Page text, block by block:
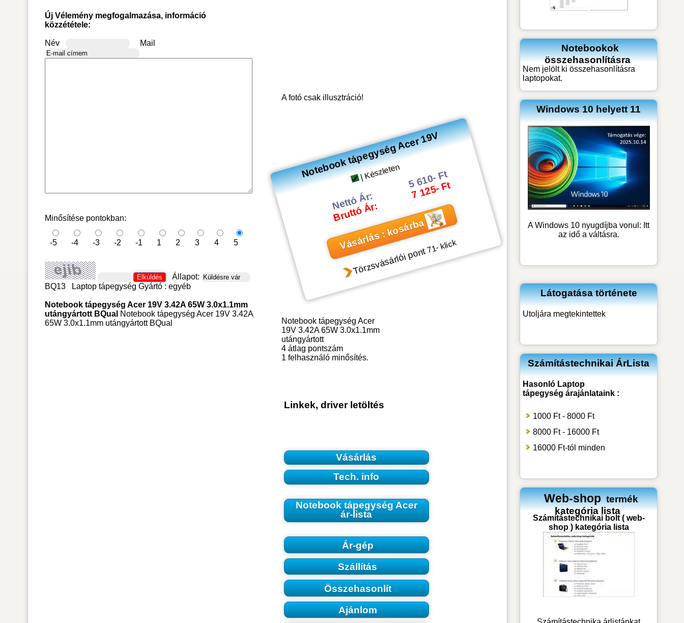
Új Vélemény megfogalmazása, információ
közzététele:
Név Mail
Minősítése pontokban:
-5 -4 -3 -2 -1 1 2 3 4 5
Állapot:
BQ13
Laptop tápegység Gyártó : egyéb
Notebook tápegység Acer 19V 3.42A 65W 3.0x1.1mm
utángyártott BQual Notebook tápegység Acer 19V 3.42A
65W 3.0x1.1mm utángyártott BQual
A fotó csak illusztráció!
Notebook tápegység Acer 19V
| Készleten
Nettó Ár:
Bruttó Ár:
5 610- Ft
7 125- Ft
Vásárlás : kosárba
Törzsvásárlói pont71- klick
Notebook tápegység Acer
19V 3.42A 65W 3.0x1.1mm
utángyártott
4átlag pontszám
1 felhasználó minősítés.
Linkek, driver letöltés
Vásárlás
Tech. info
Notebook tápegység Acer
ár-lista
Ár-gép
Szállítás
Összehasonlít
Ajánlom
Notebookok
összehasonlításra
Nem jelölt ki összehasonlításra
laptopokat.
Windows 10 helyett 11
A Windows 10 nyugdíjba vonul: Itt
az idő a váltásra.
Látogatása története
Utoljára megtekintettek
Számítástechnikai ÁrLista
Hasonló Laptop
tápegység árajánlataink :
1000 Ft - 8000 Ft
8000 Ft - 16000 Ft
16000 Ft-tól minden
Web-shop termék
kategória lista
Számítástechnikai bolt ( web-
shop ) kategória lista